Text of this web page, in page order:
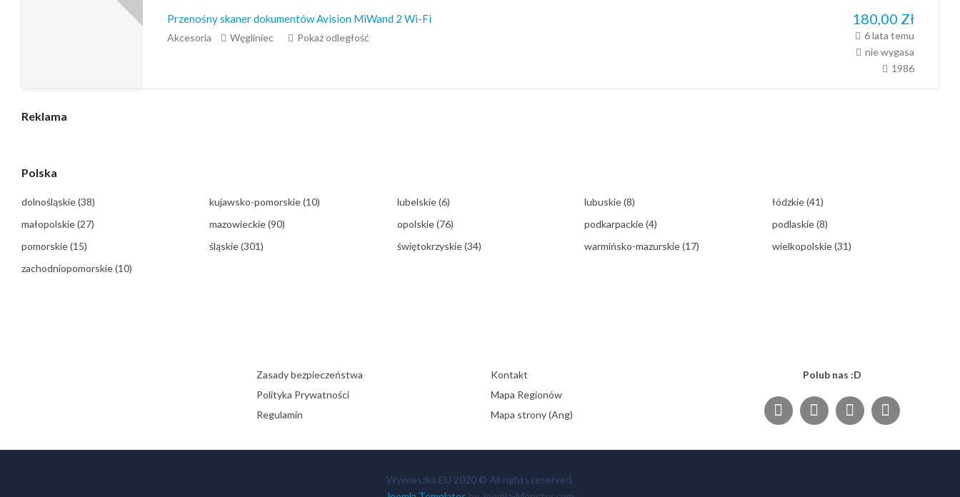
Przenośny skaner dokumentów Avision MiWand 2 Wi-Fi
Akcesoria Węgliniec Pokaż odległość
180,00 Zł
6 lata temu
nie wygasa
1986
Reklama
Polska
dolnośląskie(38) kujawsko-pomorskie(10) lubelskie(6) lubuskie(8) łódzkie(41)
małopolskie(27) mazowieckie(90) opolskie(76) podkarpackie(4) podlaskie(8)
pomorskie(15) śląskie(301) świętokrzyskie(34) warmińsko-mazurskie(17) wielkopolskie(31)
zachodniopomorskie(10)
Zasady bezpieczeństwa
Polityka Prywatności
Regulamin
Kontakt
Mapa Regionów
Mapa strony (Ang)
Polub nas :D
Wywieszka.EU 2020 © All rights reserved.